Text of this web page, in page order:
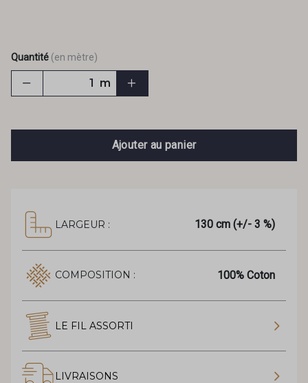
Quantité (en mètre)
m
Ajouter au panier
LARGEUR : 130 cm (+/- 3 %)
COMPOSITION : 100% Coton
LE FIL ASSORTI
LIVRAISONS